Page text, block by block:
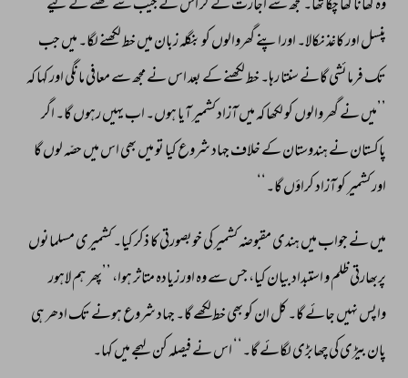
وہ کھانا کھا چکا تھا۔ مجھ سے اجازت لے کر اس نے جیب سے لکھنے کے لیے
پنسل اور کاغذ نکالا۔ اوراپنے گھروالوں کو بنگلہ زبان میں خط لکھنے لگا۔ میں جب
تک فرمائشی گانے سنتا رہا۔ خط لکھنے کے بعد اس نے مجھ سے معافی مانگی اور کہا کہ
’’میں نے گھر والوں کو لکھا کہ میں آزاد کشمیر آیا ہوں۔ اب یہیں رہوں گا۔ اگر
پاکستان نے ہندوستان کے خلاف جہاد شروع کیا تو میں بھی اس میں حصّہ لوں گا
اور کشمیر کو آزاد کراؤں گا۔‘‘
میں نے جواب میں ہندی مقبوضہ کشمیر کی خوبصورتی کا ذکر کیا۔ کشمیری مسلمانوں
پربھارتی ظلم و استبداد بیان کیا، جس سے وہ اور زیادہ متاثر ہوا، ’’پھر ہم لاہور
واپس نہیں جائے گا۔ کل ان کو بھی خط لکھے گا۔ جہاد شروع ہونے تک ادھر ہی
پان بیڑی کی چھابڑی لگائے گا۔‘‘ اس نے فیصلہ کن لہجے میں کہا۔